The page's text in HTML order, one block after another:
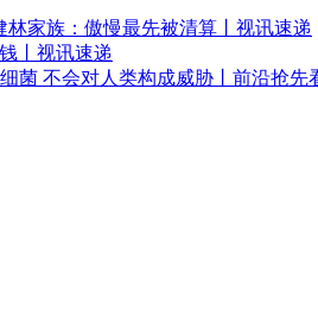
家族：傲慢最先被清算丨视讯速递
丨视讯速递
菌 不会对人类构成威胁丨前沿抢先